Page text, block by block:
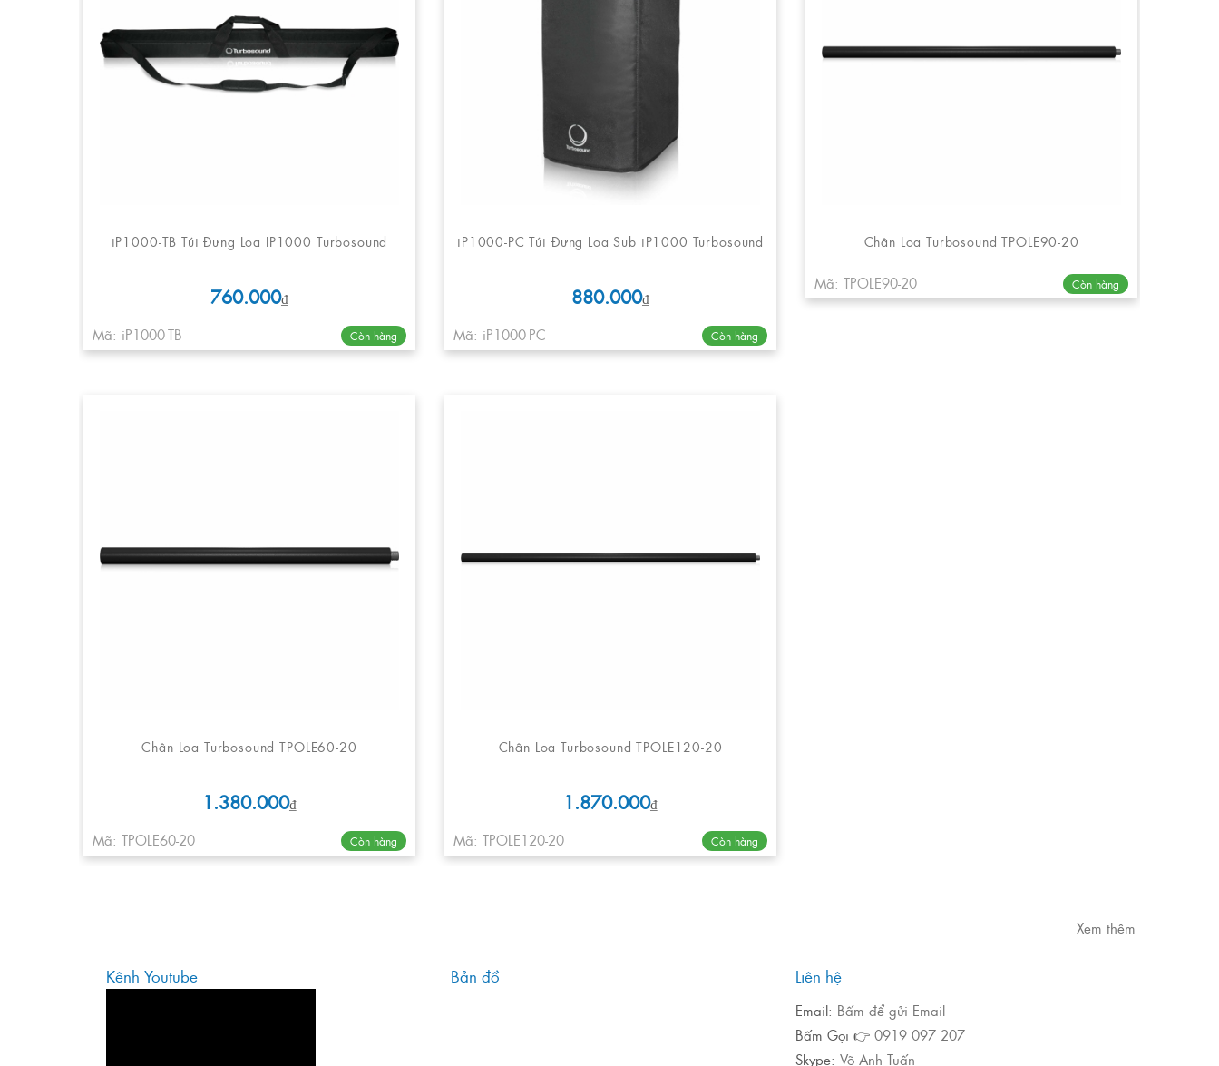
iP1000-TB Túi Đựng Loa IP1000 Turbosound
760.000₫
Mã: iP1000-TB
Còn hàng
iP1000-PC Túi Đựng Loa Sub iP1000 Turbosound
880.000₫
Mã: iP1000-PC
Còn hàng
Chân Loa Turbosound TPOLE90-20
Mã: TPOLE90-20 Còn hàng
Chân Loa Turbosound TPOLE60-20
1.380.000₫
Mã: TPOLE60-20
Còn hàng
Chân Loa Turbosound TPOLE120-20
1.870.000₫
Mã: TPOLE120-20
Còn hàng
Xem thêm
Kênh Youtube Bản đồ Liên hệ
Email: Bấm để gửi Email
Bấm Gọi 👉 0919 097 207
Skype: Võ Anh Tuấn